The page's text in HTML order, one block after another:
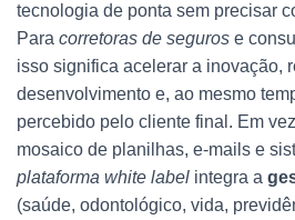
tecnologia de ponta sem precisar
Para corretoras de seguros e
isso significa acelerar a inovação,
desenvolvimento e, ao mesmo
percebido pelo cliente final. Em
mosaico de planilhas, e-mails e
plataforma white label integra a
(saúde, odontológico, vida,